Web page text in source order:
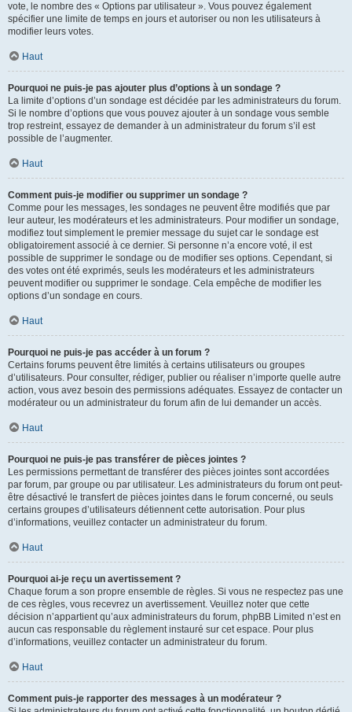
vote, le nombre des « Options par utilisateur ». Vous pouvez également
spécifier une limite de temps en jours et autoriser ou non les utilisateurs à
modifier leurs votes.
Haut
Pourquoi ne puis-je pas ajouter plus d’options à un sondage ?
La limite d’options d’un sondage est décidée par les administrateurs du forum.
Si le nombre d’options que vous pouvez ajouter à un sondage vous semble
trop restreint, essayez de demander à un administrateur du forum s’il est
possible de l’augmenter.
Haut
Comment puis-je modifier ou supprimer un sondage ?
Comme pour les messages, les sondages ne peuvent être modifiés que par
leur auteur, les modérateurs et les administrateurs. Pour modifier un sondage,
modifiez tout simplement le premier message du sujet car le sondage est
obligatoirement associé à ce dernier. Si personne n’a encore voté, il est
possible de supprimer le sondage ou de modifier ses options. Cependant, si
des votes ont été exprimés, seuls les modérateurs et les administrateurs
peuvent modifier ou supprimer le sondage. Cela empêche de modifier les
options d’un sondage en cours.
Haut
Pourquoi ne puis-je pas accéder à un forum ?
Certains forums peuvent être limités à certains utilisateurs ou groupes
d’utilisateurs. Pour consulter, rédiger, publier ou réaliser n’importe quelle autre
action, vous avez besoin des permissions adéquates. Essayez de contacter un
modérateur ou un administrateur du forum afin de lui demander un accès.
Haut
Pourquoi ne puis-je pas transférer de pièces jointes ?
Les permissions permettant de transférer des pièces jointes sont accordées
par forum, par groupe ou par utilisateur. Les administrateurs du forum ont peut-
être désactivé le transfert de pièces jointes dans le forum concerné, ou seuls
certains groupes d’utilisateurs détiennent cette autorisation. Pour plus
d’informations, veuillez contacter un administrateur du forum.
Haut
Pourquoi ai-je reçu un avertissement ?
Chaque forum a son propre ensemble de règles. Si vous ne respectez pas une
de ces règles, vous recevrez un avertissement. Veuillez noter que cette
décision n’appartient qu’aux administrateurs du forum, phpBB Limited n’est en
aucun cas responsable du règlement instauré sur cet espace. Pour plus
d’informations, veuillez contacter un administrateur du forum.
Haut
Comment puis-je rapporter des messages à un modérateur ?